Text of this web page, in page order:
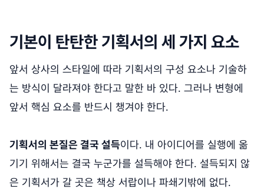
기본이 탄탄한 기획서의 세 가지 요소
앞서 상사의 스타일에 따라 기획서의 구성 요소나 기술하
는 방식이 달라져야 한다고 말한 바 있다. 그러나 변형에
앞서 핵심 요소를 반드시 챙겨야 한다.
기획서의 본질은 결국 설득이다. 내 아이디어를 실행에 옮
기기 위해서는 결국 누군가를 설득해야 한다. 설득되지 않
은 기획서가 갈 곳은 책상 서랍이나 파쇄기밖에 없다.